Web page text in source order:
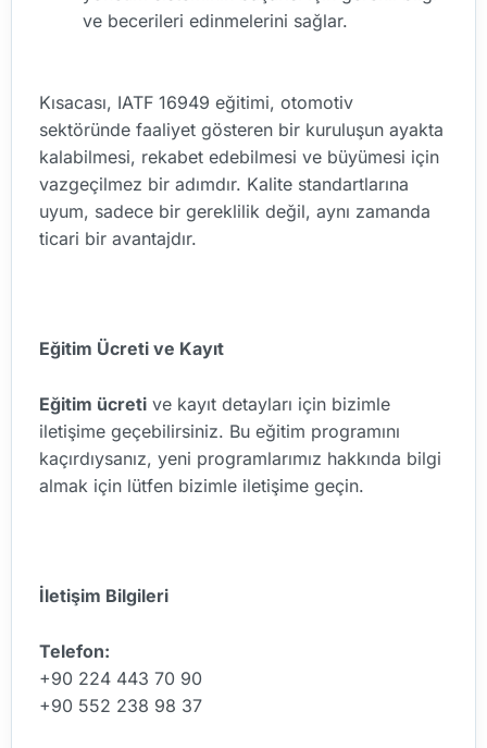
ve becerileri edinmelerini sağlar.
Kısacası, IATF 16949 eğitimi, otomotiv
sektöründe faaliyet gösteren bir kuruluşun ayakta
kalabilmesi, rekabet edebilmesi ve büyümesi için
vazgeçilmez bir adımdır. Kalite standartlarına
uyum, sadece bir gereklilik değil, aynı zamanda
ticari bir avantajdır.
Eğitim Ücreti ve Kayıt
Eğitim ücreti ve kayıt detayları için bizimle
iletişime geçebilirsiniz. Bu eğitim programını
kaçırdıysanız, yeni programlarımız hakkında bilgi
almak için lütfen bizimle iletişime geçin.
İletişim Bilgileri
Telefon:
+90 224 443 70 90
+90 552 238 98 37